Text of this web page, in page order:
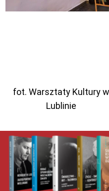
fot. Warsztaty Kultury w
Lublinie